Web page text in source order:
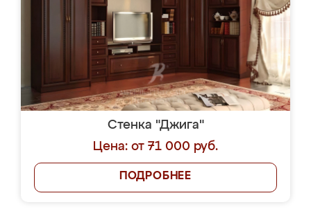
Стенка "Джига"
Цена: от 71 000 руб.
ПОДРОБНЕЕ